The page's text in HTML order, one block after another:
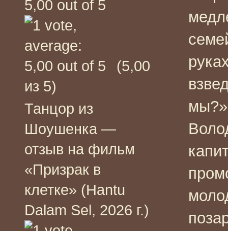
(5,00
из 5)
Танцор из
Шоушенка —
отзыв на фильм
«Призрак в
клетке» (Hantu
Dalam Sel, 2026 г.)